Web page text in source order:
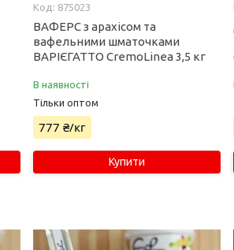
875023
ВАФЕРС з арахісом та
вафельними шматочками
ВАРІЄГАТТО CremoLinea 3,5 кг
В наявності
Тільки оптом
777 ₴/кг
Купити